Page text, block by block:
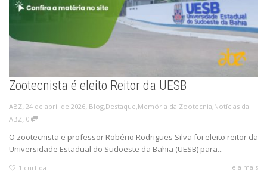
Zootecnista é eleito Reitor da UESB
ABZ 24 de abril de 2026 Blog,Destaque,Memória da Zootecnia,Notícias da
ABZ, 0
O zootecnista e professor Robério Rodrigues Silva foi eleito reitor da
Universidade Estadual do Sudoeste da Bahia (UESB) para...
1 curtida leia mais